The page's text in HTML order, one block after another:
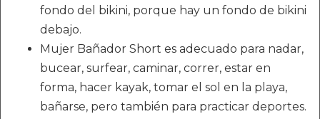
fondo del bikini, porque hay un fondo de bikini
debajo.
Mujer Bañador Short es adecuado para nadar,
bucear, surfear, caminar, correr, estar en
forma, hacer kayak, tomar el sol en la playa,
bañarse, pero también para practicar deportes.